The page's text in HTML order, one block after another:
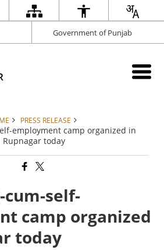
Government of Punjab
PRESS RELEASE
employment camp organized in
Rupnagar today
self-
camp organized
today